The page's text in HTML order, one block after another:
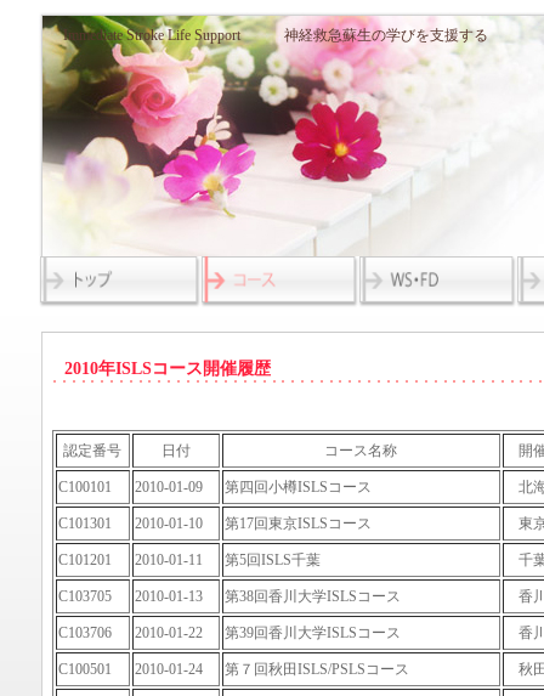
Immediate Stroke Life Support 神経救急蘇生の学びを支援する
2010年ISLSコース開催履歴
認定番号 日付 コース名称 開
C100101 2010-01-09 第四回小樽ISLSコース 北
C101301 2010-01-10 第17回東京ISLSコース 東
C101201 2010-01-11 第5回ISLS千葉 千
C103705 2010-01-13 第38回香川大学ISLSコース 香
C103706 2010-01-22 第39回香川大学ISLSコース 香
C100501 2010-01-24 第７回秋田ISLS/PSLSコース 秋